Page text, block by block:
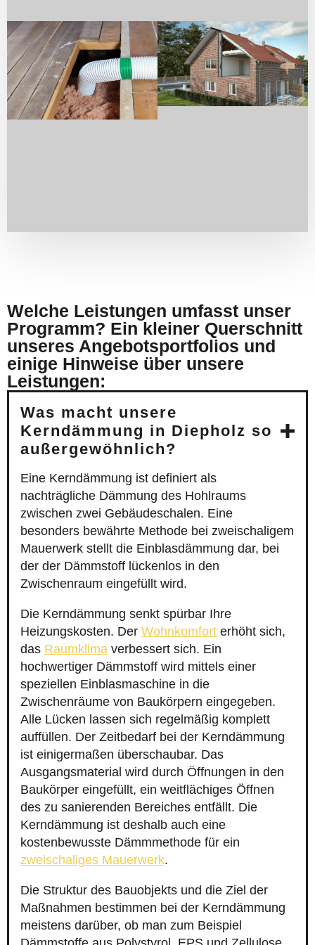
Welche Leistungen umfasst unser
Programm? Ein kleiner Querschnitt
unseres Angebotsportfolios und
einige Hinweise über unsere
Leistungen:
Was macht unsere
Kerndämmung in Diepholz so
außergewöhnlich?
Eine Kerndämmung ist definiert als
nachträgliche Dämmung des Hohlraums
zwischen zwei Gebäudeschalen. Eine
besonders bewährte Methode bei zweischaligem
Mauerwerk stellt die Einblasdämmung dar, bei
der der Dämmstoff lückenlos in den
Zwischenraum eingefüllt wird.
Die Kerndämmung senkt spürbar Ihre
Heizungskosten. Der Wohnkomfort erhöht sich,
das Raumklima verbessert sich. Ein
hochwertiger Dämmstoff wird mittels einer
speziellen Einblasmaschine in die
Zwischenräume von Baukörpern eingegeben.
Alle Lücken lassen sich regelmäßig komplett
auffüllen. Der Zeitbedarf bei der Kerndämmung
ist einigermaßen überschaubar. Das
Ausgangsmaterial wird durch Öffnungen in den
Baukörper eingefüllt, ein weitflächiges Öffnen
des zu sanierenden Bereiches entfällt. Die
Kerndämmung ist deshalb auch eine
kostenbewusste Dämmmethode für ein
zweischaliges Mauerwerk.
Die Struktur des Bauobjekts und die Ziel der
Maßnahmen bestimmen bei der Kerndämmung
meistens darüber, ob man zum Beispiel